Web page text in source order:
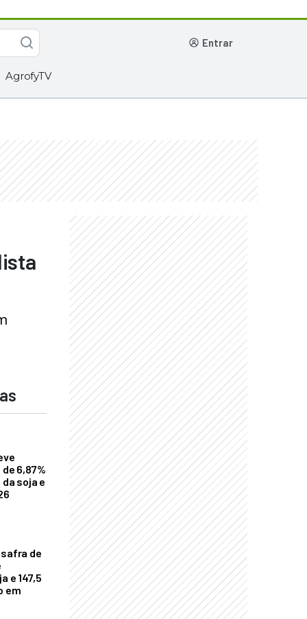
entrar
AgrofyTV
6,87%
da soja e
de
e 147,5
em